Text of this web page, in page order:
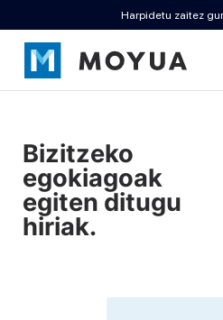
Harpidetu zaitez
Bizitzeko
egokiagoak
egiten ditugu
hiriak.